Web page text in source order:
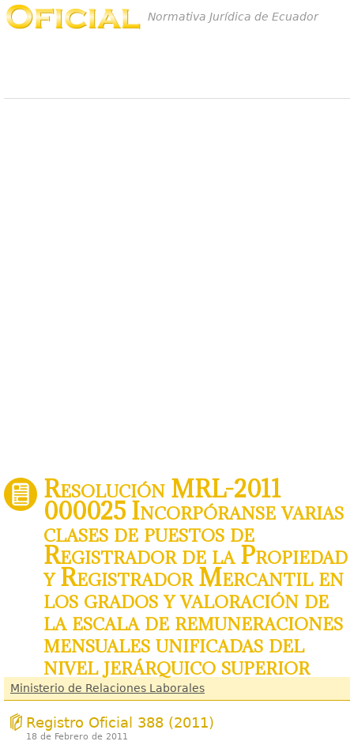
Normativa Jurídica de Ecuador
Resolución MRL-2011
000025 Incorpóranse varias
clases de puestos de
Registrador de la Propiedad
y Registrador Mercantil en
los grados y valoración de
la escala de remuneraciones
mensuales unificadas del
nivel jerárquico superior
Ministerio de Relaciones Laborales
Registro Oficial 388 (2011)
18 de Febrero de 2011